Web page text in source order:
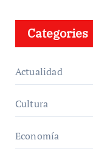
Categories
Actualidad
Cultura
Economía